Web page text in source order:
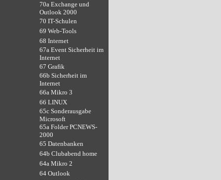
70a Exchange und
Outlook 2000
70 IT-Schulen
69 Web-Tools
68 Internet
67a Event Sicherheit im
Internet
67 Grafik
66b Sicherheit im
Internet
66a Mikro 3
66 LINUX
65c Sonderausgabe
Microsoft
65a Folder PCNEWS-
2000
65 Datenbanken
64b Clubabend home
64a Mikro 2
64 Outlook